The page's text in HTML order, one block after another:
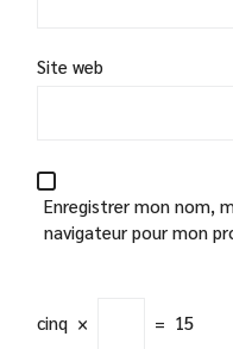
Site web
Enregistrer mon nom,
navigateur pour mon
cinq × = 15